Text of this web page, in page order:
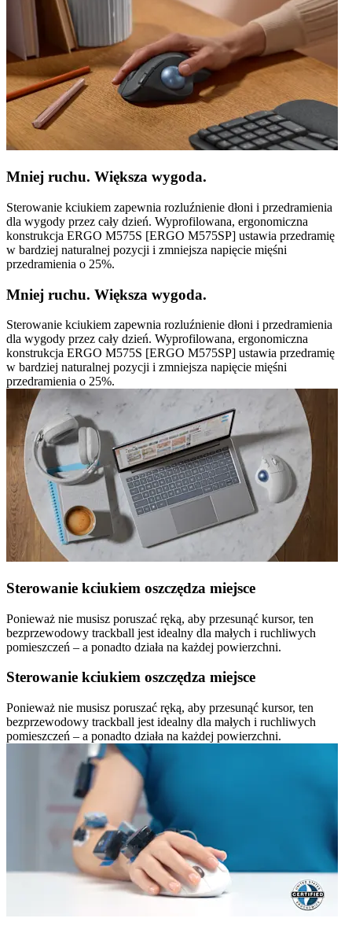
Mniej ruchu. Większa wygoda.
Sterowanie kciukiem zapewnia rozluźnienie dłoni i przedramienia
dla wygody przez cały dzień. Wyprofilowana, ergonomiczna
konstrukcja ERGO M575S [ERGO M575SP] ustawia przedramię
w bardziej naturalnej pozycji i zmniejsza napięcie mięśni
przedramienia o 25%.
Mniej ruchu. Większa wygoda.
Sterowanie kciukiem zapewnia rozluźnienie dłoni i przedramienia
dla wygody przez cały dzień. Wyprofilowana, ergonomiczna
konstrukcja ERGO M575S [ERGO M575SP] ustawia przedramię
w bardziej naturalnej pozycji i zmniejsza napięcie mięśni
przedramienia o 25%.
Sterowanie kciukiem oszczędza miejsce
Ponieważ nie musisz poruszać ręką, aby przesunąć kursor, ten
bezprzewodowy trackball jest idealny dla małych i ruchliwych
pomieszczeń – a ponadto działa na każdej powierzchni.
Sterowanie kciukiem oszczędza miejsce
Ponieważ nie musisz poruszać ręką, aby przesunąć kursor, ten
bezprzewodowy trackball jest idealny dla małych i ruchliwych
pomieszczeń – a ponadto działa na każdej powierzchni.